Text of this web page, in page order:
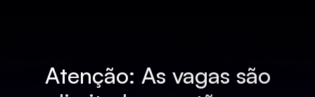
Atenção: As vagas são